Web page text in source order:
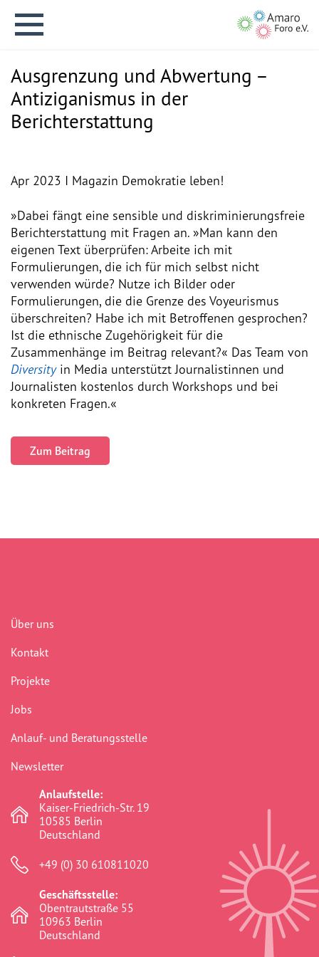
Über uns
Vision
Geschichte
Vorstand
Team
Dachorganisationen
Anlaufstelle Nevo Foro (Neue
Dokumentationsstelle
Antiziganismus – DOSTA
Internationale Jugendarbeit
Materialien
Wissenswertes
Plakate
Ausgrenzung und Abwertung –
Antiziganismus in der
Berichterstattung
Apr 2023 I Magazin Demokratie leben!
»Dabei fängt eine sensible und diskriminierungsfreie
Berichterstattung mit Fragen an. »Man kann den
eigenen Text überprüfen: Arbeite ich mit
Formulierungen, die ich für mich selbst nicht
verwenden würde? Nutze ich Bilder oder
Formulierungen, die die Grenze des Voyeurismus
überschreiten? Habe ich mit Betroffenen gesprochen?
Ist die ethnische Zugehörigkeit für die
Zusammenhänge im Beitrag relevant?« Das Team von
Diversityin Media unterstützt Journalistinnen und
Journalisten kostenlos durch Workshops und bei
konkreten Fragen.«
Zum Beitrag
Über uns
Kontakt
Projekte
Jobs
Anlauf- und Beratungsstelle
Newsletter
Anlaufstelle:
Kaiser-Friedrich-Str. 19
10585 Berlin
Deutschland
+49 (0) 30 610811020
Geschäftsstelle:
Obentrautstraße 55
10963 Berlin
Deutschland